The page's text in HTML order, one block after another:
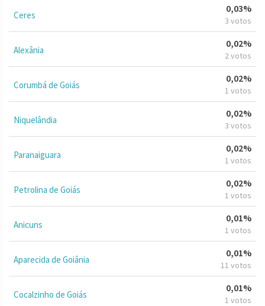
Ceres
0,03%
3 votos
Alexânia
0,02%
2 votos
Corumbá de Goiás
0,02%
1 votos
Niquelândia
0,02%
3 votos
Paranaiguara
0,02%
1 votos
Petrolina de Goiás
0,02%
1 votos
Anicuns
0,01%
1 votos
Aparecida de Goiânia
0,01%
11 votos
Cocalzinho de Goiás
0,01%
1 votos